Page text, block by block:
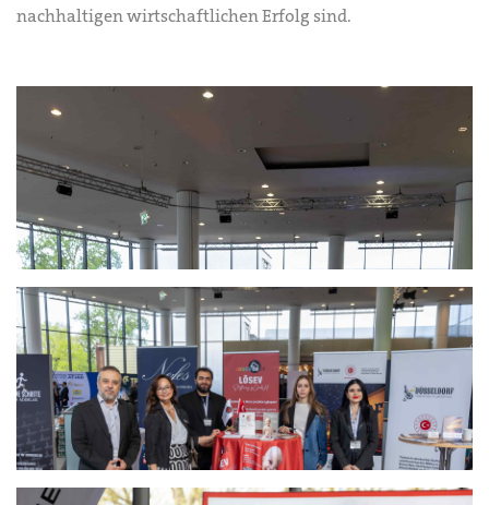
nachhaltigen wirtschaftlichen Erfolg sind.